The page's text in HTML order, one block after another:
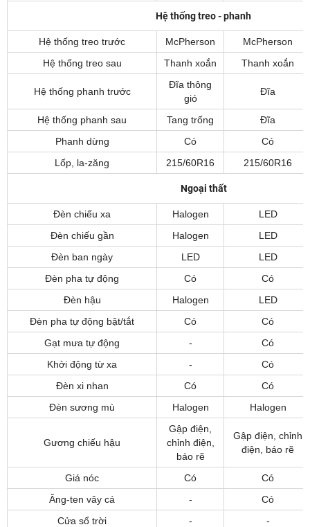
Hệ thống treo - phanh
Hệ thống treo trước McPherson
McPherson
Hệ thống treo sau
Thanh xoắn Thanh xoắn
Hệ thống phanh trước
Đĩa thông
gió
Đĩa
Hệ thống phanh sau Tang trống
Đĩa
Phanh dừng
Có
Có
Lốp, la-zăng
215/60R16 215/60R16
Ngoại thất
Đèn chiếu xa Halogen
LED
Đèn chiếu gần
Halogen
LED
Đèn ban ngày
LED
LED
Đèn pha tự động
Có
Có
Đèn hậu
Halogen
LED
Đèn pha tự động bật/tắt
Có
Có
Gạt mưa tự động
-
Có
Khởi động từ xa
-
Có
Đèn xi nhan
Có
Có
Đèn sương mù
Halogen Halogen
Gương chiếu hậu
Gập điện,
chỉnh điện,
báo rẽ
Gập điện, chỉnh
điện, báo rẽ
Giá nóc Có
Có
Ăng-ten vây cá
-
Có
Cửa sổ trời
- -